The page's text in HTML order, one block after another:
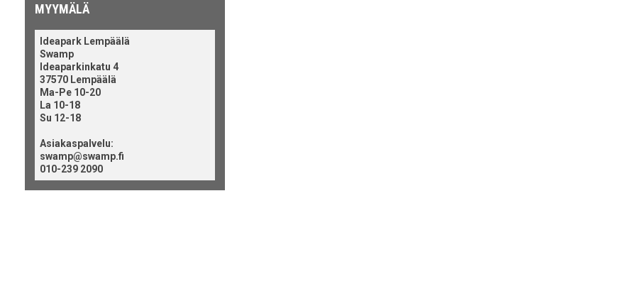
MYYMÄLÄ
Ideapark Lempäälä
Swamp
Ideaparkinkatu 4
37570 Lempäälä
Ma-Pe 10-20
La 10-18
Su 12-18
Asiakaspalvelu:
swamp@swamp.fi
010-239 2090